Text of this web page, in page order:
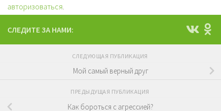
авторизоваться
СЛЕДИТЕ ЗА НАМИ:
СЛЕДУЮЩАЯ ПУБЛИКАЦИЯ
Мой самый верный друг
ПРЕДЫДУЩАЯ ПУБЛИКАЦИЯ
Как бороться с агрессией?